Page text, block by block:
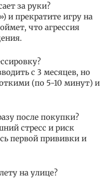
за руки?
и прекратите игру на
что агрессия
с 3 месяцев, но
(по 5-10 минут) и
после покупки?
стресс и риск
первой прививки и
на улице?